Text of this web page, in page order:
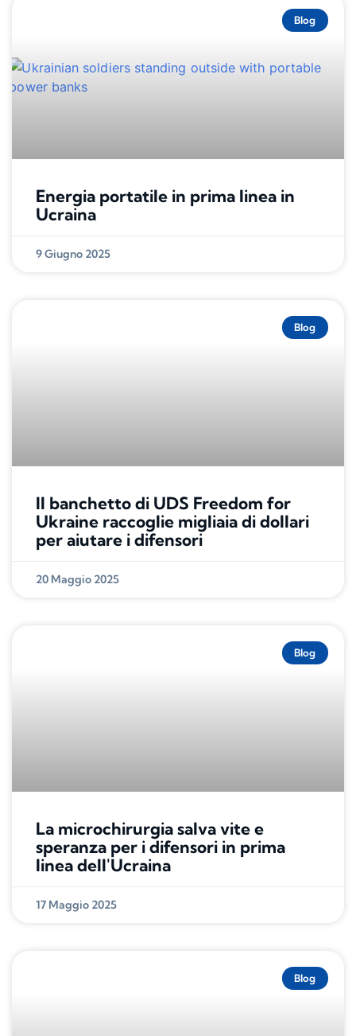
Blog
Energia portatile in prima linea in
Ucraina
9 Giugno 2025
Blog
Il banchetto di UDS Freedom for
Ukraine raccoglie migliaia di dollari
per aiutare i difensori
20 Maggio 2025
Blog
La microchirurgia salva vite e
speranza per i difensori in prima
linea dell'Ucraina
17 Maggio 2025
Blog